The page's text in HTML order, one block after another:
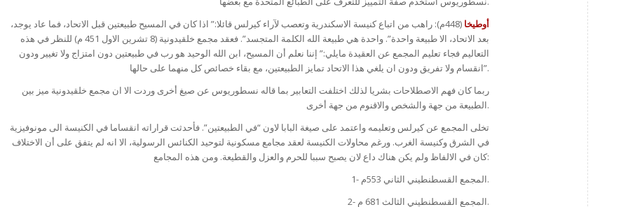
أوطيخا
(448م): راهب من اتباع كنيسة الاسكندرية وتعصب لآراء كيرلس قائلا:” اذا كان في المسيح طبيعتين قبل الاتحاد، فما عاد يوجد،
بعد الاتحاد، الا طبيعة واحدة”. واحدة هي طبيعة الله الكلمة المتجسد”. فعقد مجمع خلقيدونية (8 تشرين الاول 451 م) للنظر في هذه
التعاليم فجاء تعليم المجمع عن العقيدة مايلي:” إننا نعلم أن المسيح، ابن الله الوحيد هو رب في طبيعتين دون امتزاج ولا تغيير ودون
انقسام ولا تفريق ودون ان يلغي هذا الاتحاد تمايز الطبيعتين، مع بقاء خصائص كل منهما على حالها”.
ربما كان فهم الاصطلاحات بشريا لذلك اختلفت التعابير بما قاله نسطوريوس عن صيغ أخرى وردت الا ان مجمع خلقيدونية ميز بين
الطبيعة من جهة والشخص والاقنوم من جهة أخرى.
تخلى المجمع عن كيرلس وتعليمه واعتمد على صيغة البابا لاون “في الطبيعتين”. فأحدثت قراراته انقساما في الكنيسة الى مونوفيزية
في الشرق وكنيسة الغرب. ورغم محاولات الكنيسة لعقد مجامع مسكونية لتوحيد الكنائس الرسولية، الا انه لم يتفق على أن الاختلاف
كان في الالفاظ ولم يكن هناك داع لان يصبح سببا للحرم والعزل والقطيعة. ومن هذه المجامع:
1- المجمع القسطنطيني الثاني 553م.
2- المجمع القسطنطيني الثالث 681 م.